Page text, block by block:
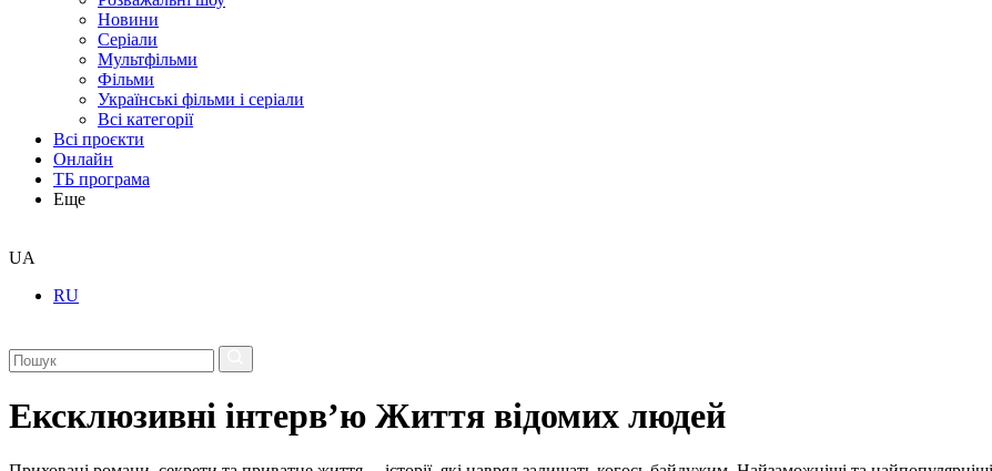
Новини
Серіали
Мультфільми
Фільми
Українські фільми і серіали
Всі категорії
Всі проєкти
Онлайн
ТБ програма
Еще
UA
RU
Ексклюзивні інтерв’ю Життя відомих людей